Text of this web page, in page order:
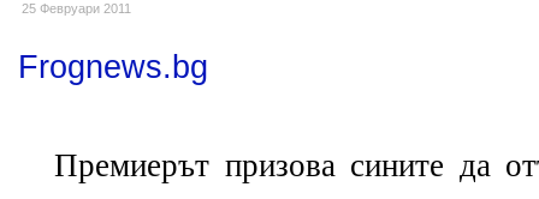
25 Февруари 2011
Frognews.bg
Премиерът призова сините да